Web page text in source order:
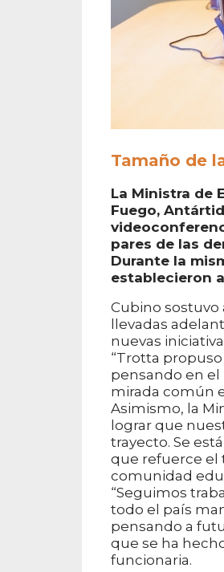
Tamaño de
La Ministra de
Fuego,
pares de las
Durante la
establecieron
Cubino sostuvo
llevadas
nuevas
“Trotta
pensando en el
mirada común
Asimismo, la
lograr que
trayecto. Se
que refuerce el
comunidad
“Seguimos
todo el país
pensando a
que se ha
funcionaria.